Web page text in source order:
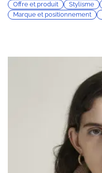
Offre et produit Stylisme
Marque et positionnement